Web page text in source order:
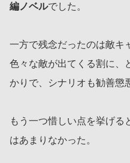
編ノベルでした。
一方で残念だったのは敵キ
色々な敵が出てくる割に、
かりで、シナリオも勧善懲
もう一つ惜しい点を挙げる
はあまりなかった。